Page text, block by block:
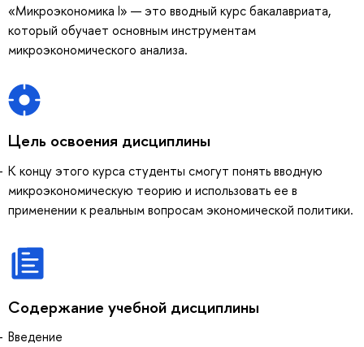
«Микроэкономика I» — это вводный курс бакалавриата,
который обучает основным инструментам
микроэкономического анализа.
Цель освоения дисциплины
К концу этого курса студенты смогут понять вводную
микроэкономическую теорию и использовать ее в
применении к реальным вопросам экономической политики.
Содержание учебной дисциплины
Введение